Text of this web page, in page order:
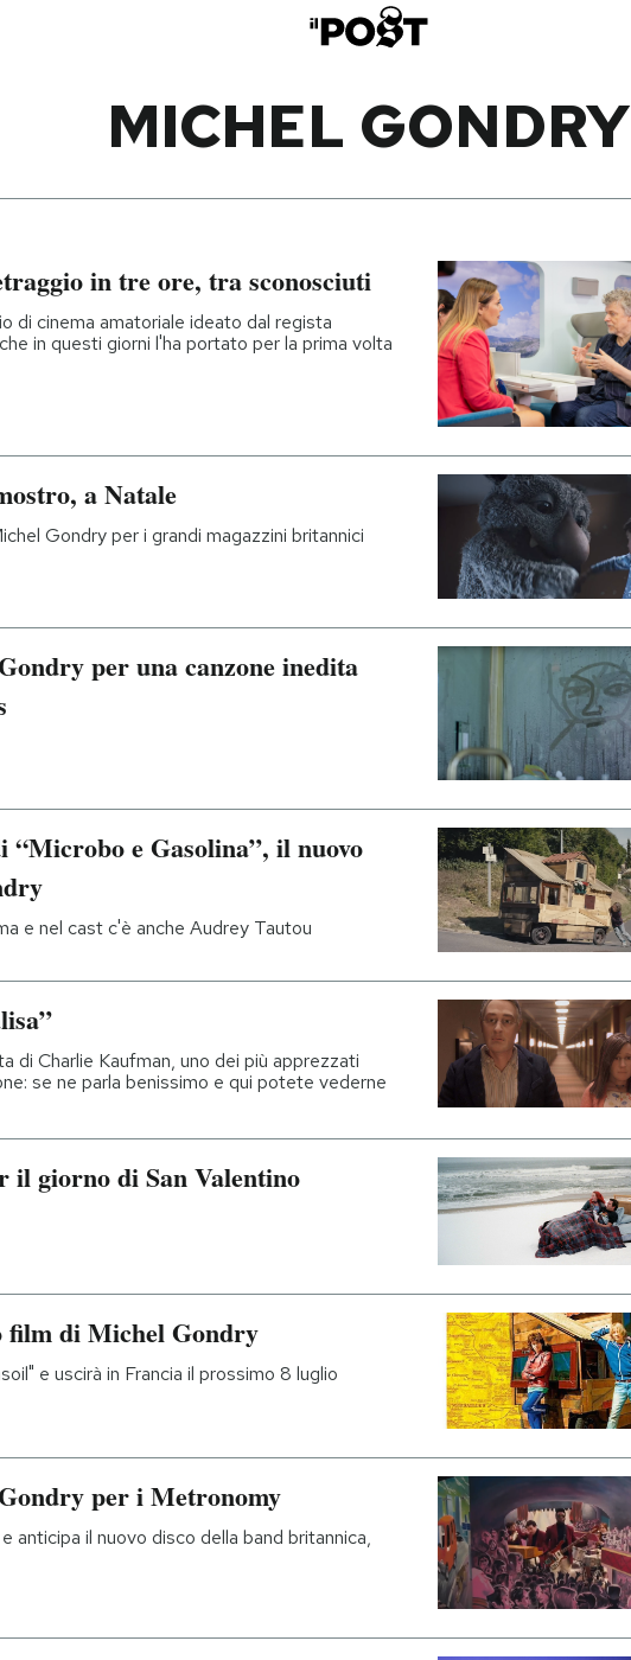
MICHEL GONDRY
in tre ore, tra sconosciuti
di cinema amatoriale ideato dal regista
in questi giorni l'ha portato per la prima volta
a Natale
Gondry per i grandi magazzini britannici
per una canzone inedita
e Gasolina”, il nuovo
e nel cast c'è anche Audrey Tautou
di Charlie Kaufman, uno dei più apprezzati
se ne parla benissimo e qui potete vederne
il giorno di San Valentino
di Michel Gondry
e uscirà in Francia il prossimo 8 luglio
per i Metronomy
anticipa il nuovo disco della band britannica,